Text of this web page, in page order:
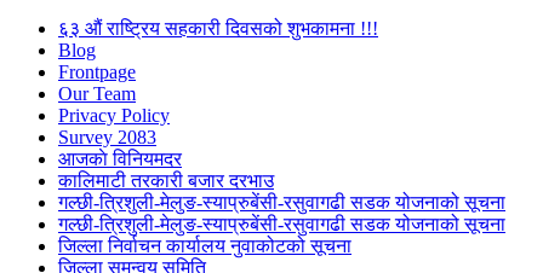
६३ औं राष्ट्रिय सहकारी दिवसको शुभकामना !!!
Blog
Frontpage
Our Team
Privacy Policy
Survey 2083
आजकाे विनियमदर
कालिमाटी तरकारी बजार दरभाउ
गल्छी-त्रिशुली-मेलुङ-स्याप्रुबेंसी-रसुवागढी सडक योजनाको सूचना
गल्छी-त्रिशुली-मेलुङ-स्याप्रुबेंसी-रसुवागढी सडक योजनाको सूचना
जिल्ला निर्वाचन कार्यालय नुवाकोटको सूचना
जिल्ला समन्वय समिति